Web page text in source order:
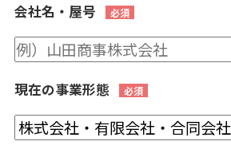
会社名・屋号
現在の事業形態